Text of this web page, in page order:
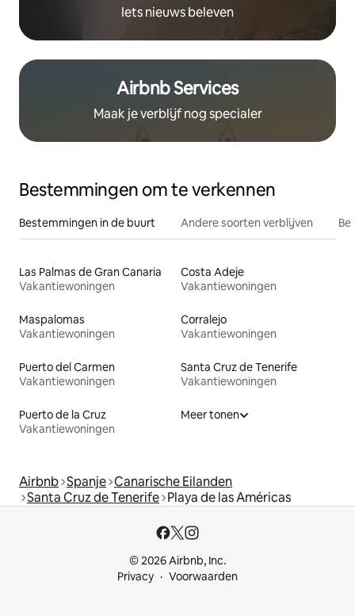
Iets nieuws beleven
Airbnb Services
Maak je verblijf nog specialer
Bestemmingen om te verkennen
Bestemmingen in de buurt Andere soorten verblijven
Las Palmas de Gran Canaria
Vakantiewoningen
Costa Adeje
Vakantiewoningen
Maspalomas
Vakantiewoningen
Corralejo
Vakantiewoningen
Puerto del Carmen
Vakantiewoningen
Santa Cruz de Tenerife
Vakantiewoningen
Puerto de la Cruz
Vakantiewoningen
Meer tonen
Airbnb Spanje Canarische Eilanden
Santa Cruz de Tenerife Playa de las Américas
© 2026 Airbnb, Inc.
Privacy
Voorwaarden